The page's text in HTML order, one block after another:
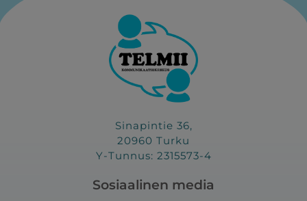
Sinapintie 36,
20960 Turku
Y-Tunnus: 2315573-4
Sosiaalinen media